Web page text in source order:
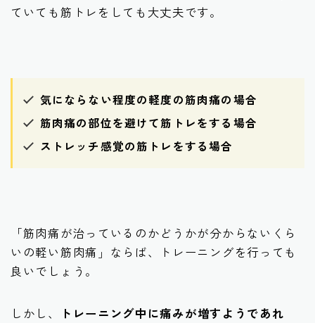
ていても筋トレをしても大丈夫です。
気にならない程度の軽度の筋肉痛の場合
筋肉痛の部位を避けて筋トレをする場合
ストレッチ感覚の筋トレをする場合
「筋肉痛が治っているのかどうかが分からないくら
いの軽い筋肉痛」ならば、トレーニングを行っても
良いでしょう。
しかし、
トレーニング中に痛みが増すようであれ